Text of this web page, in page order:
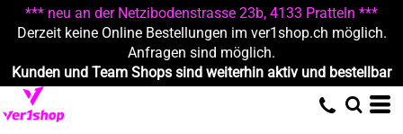
*** neu an der Netzibodenstrasse 23b, 4133 Pratteln ***
Derzeit keine Online Bestellungen im ver1shop.ch möglich.
Anfragen sind möglich.
Kunden und Team Shops sind weiterhin aktiv und bestellbar